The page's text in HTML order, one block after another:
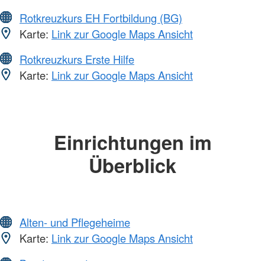
Rotkreuzkurs EH Fortbildung (BG)
Karte: Link zur Google Maps Ansicht
Rotkreuzkurs Erste Hilfe
Karte: Link zur Google Maps Ansicht
Einrichtungen im
Überblick
Alten- und Pflegeheime
Karte: Link zur Google Maps Ansicht